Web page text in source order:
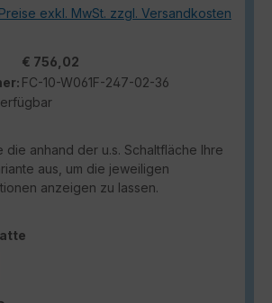
Preise exkl. MwSt. zzgl. Versandkosten
€ 756,02
FC-10-W061F-247-02-36
die anhand der u.s. Schaltfläche Ihre
aus, um die jeweiligen
anzeigen zu lassen.